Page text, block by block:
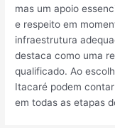
mas um apoio
e respeito em
infraestrutura
destaca como uma
qualificado. Ao
Itacaré podem
em todas as etapas